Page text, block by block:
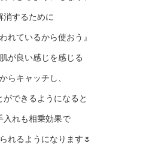
消するために
れているから使おう』
が良い感じを感じる
らキャッチし、
ができるようになると
入れも相乗効果で
れるようになります🌷